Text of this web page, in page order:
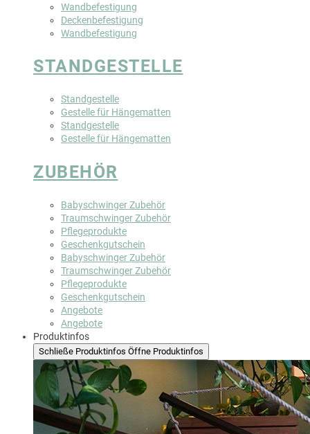
Wandbefestigung
Deckenbefestigung
Wandbefestigung
STANDGESTELLE
Standgestelle
Gestelle für Hängematten
Standgestelle
Gestelle für Hängematten
ZUBEHÖR
Babyschwinger Zubehör
Traumschwinger Zubehör
Pflegeprodukte
Geschenkgutschein
Babyschwinger Zubehör
Traumschwinger Zubehör
Pflegeprodukte
Geschenkgutschein
Angebote
Angebote
Produktinfos
Schließe Produktinfos Öffne Produktinfos